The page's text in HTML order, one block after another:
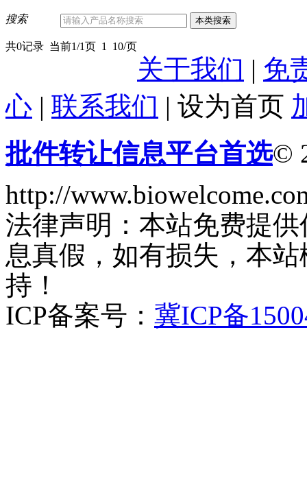
搜索
共0记录 当前1/1页 1 10/页
关于我们 | 免
心 | 联系我们 | 设为首页
批件转让信息平台首选©
http://
法律声明：本站免费提
息真假，如有损失，本
持！
ICP备案号： 冀ICP备